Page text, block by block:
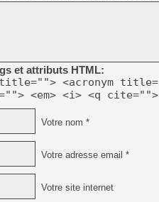
et attributs HTML:
<acronym
<em> <i> <q
Votre nom *
Votre adresse email *
Votre site internet